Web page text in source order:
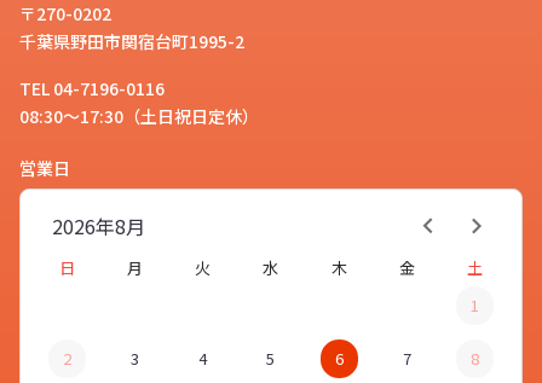
スプレーボトルの色も選ぶこと可能
でしょうか？
スタッフ
いますのでお好きな色をお選びいた
だけます。詳しくは、お問い合わせ
〒270-0202
千葉県野田市関宿台町1995-2
TEL 04-7196-0116
08:30～17:30（土日祝日定休）
営業日
8月
2026年
日 月 火 水 木 金
土
1
2 3 4 5 6 7 8